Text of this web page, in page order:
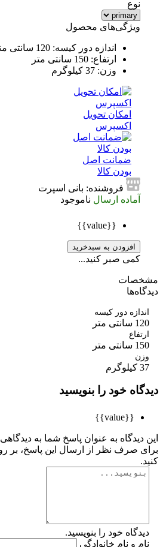
ویژگی‌های محصول
اندازه دور کیسه: 120 سانتی متر
ارتفاع: 150 سانتی متر
وزن: 37 کیلوگرم
امکان تحویل
اکسپرس
ضمانت اصل
بودن کالا
فروشنده: بانی اسپرت
آماده ارسال ناموجود
افزودن به سبدخرید
کمی صبر کنید...
دور کیسه
خود را بنویسید
به عنوان پاسخ شما به دیدگاهی
صرف نظر از ارسال این پاسخ، بر روی
خود را بنویسید.
و نام خانوادگی